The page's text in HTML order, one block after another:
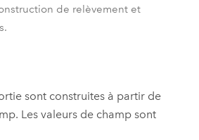
de relèvement et
sont construites à partir de
Les valeurs de champ sont